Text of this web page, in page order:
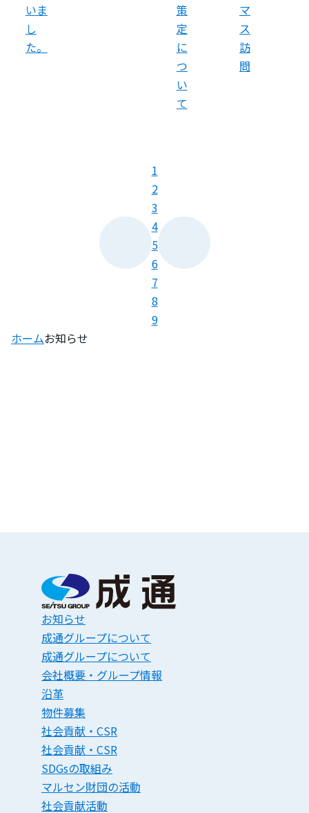
いま
し
た。
策
定
に
つ
い
て
マ
ス
訪
問
1
2
3
4
5
6
7
8
9
ホームお知らせ
お知らせ
成通グループについて
成通グループについて
会社概要・グループ情報
沿革
物件募集
社会貢献・CSR
社会貢献・CSR
SDGsの取組み
マルセン財団の活動
社会貢献活動